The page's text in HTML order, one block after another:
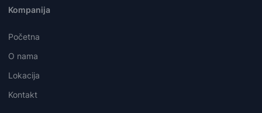
Kompanija
Početna
O nama
Lokacija
Kontakt